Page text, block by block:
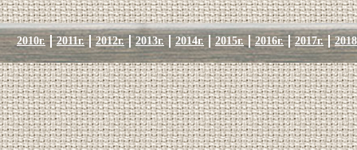
2010г. 2011г. 2012г. 2013г. 2014г. 2015г. 2016г. 2017г.